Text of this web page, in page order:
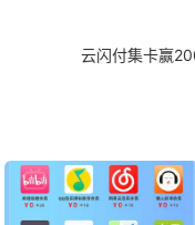
云闪付集卡赢